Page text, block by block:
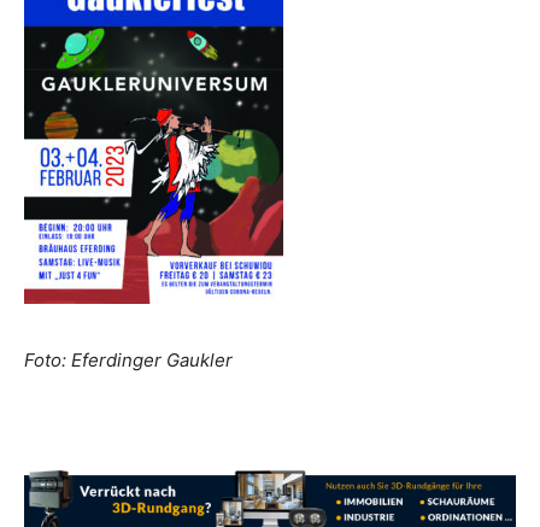
Foto: Eferdinger Gaukler